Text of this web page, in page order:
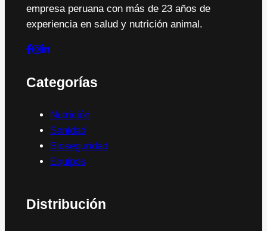
empresa peruana con más de 23 años de
experiencia en salud y nutrición animal.
Categorías
Nutrición
Sanidad
Bioseguridad
Equipos
Distribución